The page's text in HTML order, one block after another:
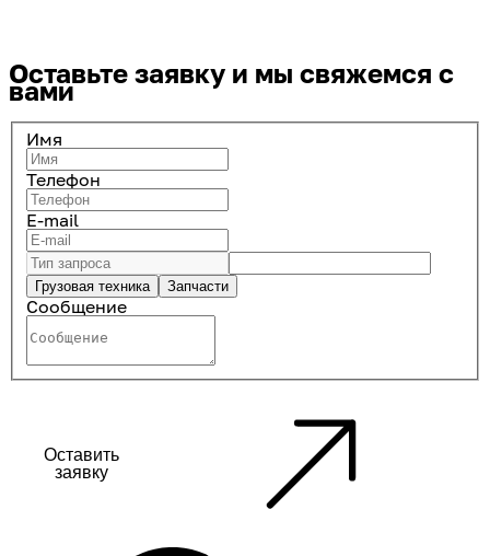
Оставьте заявку и мы свяжемся с
вами
Имя
Телефон
E-mail
Грузовая техника Запчасти
Сообщение
Оставить
заявку